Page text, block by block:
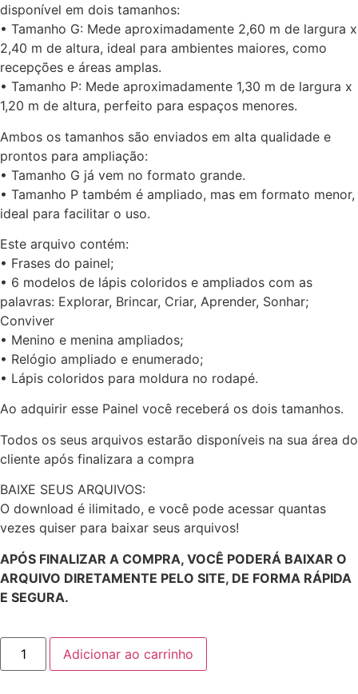
disponível em dois tamanhos:
• Tamanho G: Mede aproximadamente 2,60 m de largura x
2,40 m de altura, ideal para ambientes maiores, como
recepções e áreas amplas.
• Tamanho P: Mede aproximadamente 1,30 m de largura x
1,20 m de altura, perfeito para espaços menores.
Ambos os tamanhos são enviados em alta qualidade e
prontos para ampliação:
• Tamanho G já vem no formato grande.
• Tamanho P também é ampliado, mas em formato menor,
ideal para facilitar o uso.
Este arquivo contém:
• Frases do painel;
• 6 modelos de lápis coloridos e ampliados com as
palavras: Explorar, Brincar, Criar, Aprender, Sonhar;
Conviver
• Menino e menina ampliados;
• Relógio ampliado e enumerado;
• Lápis coloridos para moldura no rodapé.
Ao adquirir esse Painel você receberá os dois tamanhos.
Todos os seus arquivos estarão disponíveis na sua área do
cliente após finalizara a compra
BAIXE SEUS ARQUIVOS:
O download é ilimitado, e você pode acessar quantas
vezes quiser para baixar seus arquivos!
APÓS FINALIZAR A COMPRA, VOCÊ PODERÁ BAIXAR O
ARQUIVO DIRETAMENTE PELO SITE, DE FORMA RÁPIDA
E SEGURA.
Adicionar ao carrinho